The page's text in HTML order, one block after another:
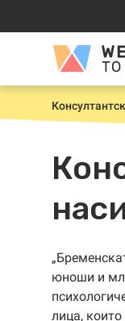
съдържанието
Welcome
to
Bremen
Начало
юноши и
лица, които